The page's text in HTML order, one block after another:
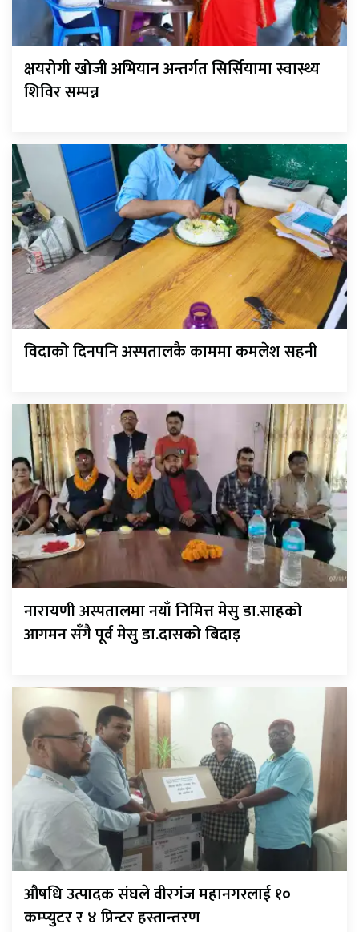
क्षयरोगी खोजी अभियान अन्तर्गत सिर्सियामा स्वास्थ्य
शिविर सम्पन्न
विदाको दिनपनि अस्पतालकै काममा कमलेश सहनी
नारायणी अस्पतालमा नयाँ निमित्त मेसु डा.साहको
आगमन सँगै पूर्व मेसु डा.दासको बिदाइ
औषधि उत्पादक संघले वीरगंज महानगरलाई १०
कम्प्युटर र ४ प्रिन्टर हस्तान्तरण